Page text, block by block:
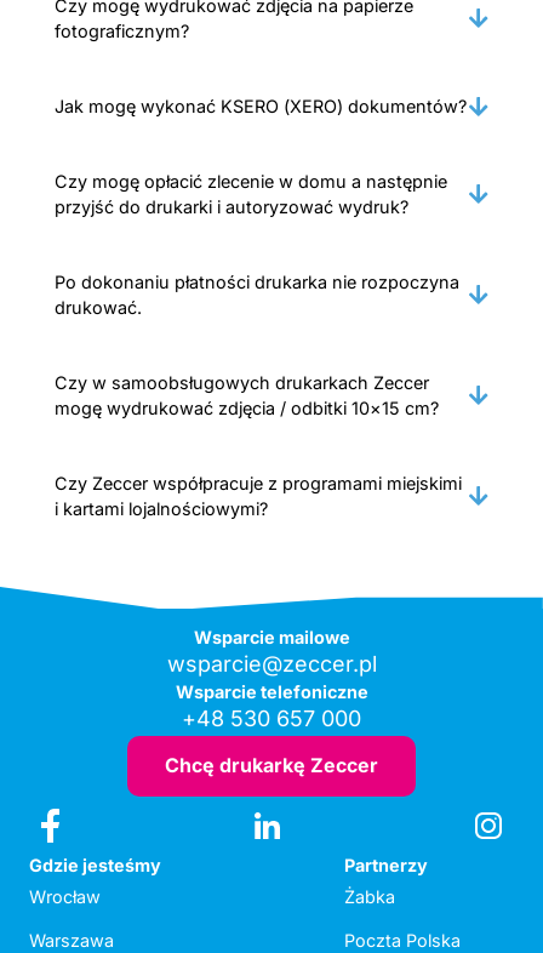
Czy mogę wydrukować zdjęcia na papierze
fotograficznym?
Jak mogę wykonać KSERO (XERO) dokumentów?
Czy mogę opłacić zlecenie w domu a następnie
przyjść do drukarki i autoryzować wydruk?
Po dokonaniu płatności drukarka nie rozpoczyna
drukować.
Czy w samoobsługowych drukarkach Zeccer
mogę wydrukować zdjęcia / odbitki 10×15 cm?
Czy Zeccer współpracuje z programami miejskimi
i kartami lojalnościowymi?
Wsparcie mailowe
wsparcie@zeccer.pl
Wsparcie telefoniczne
+48 530 657 000
Chcę drukarkę Zeccer
Gdzie jesteśmy
Wrocław
Warszawa
Partnerzy
Żabka
Poczta Polska